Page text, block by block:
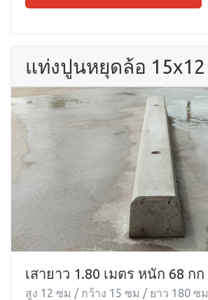
แท่งปูนหยุดล้อ 15x12
เสายาว 1.80 เมตร หนัก 68 กก
สูง 12 ซม / กว้าง 15 ซม / ยาว 180 ซม